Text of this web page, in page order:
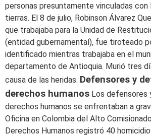
personas presuntamente vinculadas
tierras. El 8 de julio, Robinson Álvarez
que trabajaba para la Unidad de
(entidad gubernamental), fue tiroteado
identificado mientras trabajaba en el
departamento de Antioquia. Murió tres
causa de las heridas. Defensores y
derechos humanos Los defensores
derechos humanos se enfrentaban a
Oficina en Colombia del Alto
Derechos Humanos registró 40